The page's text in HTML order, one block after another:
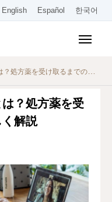
English Español 한국어
を受け取るまでの手順を詳しく解説
？処方薬を受
解説